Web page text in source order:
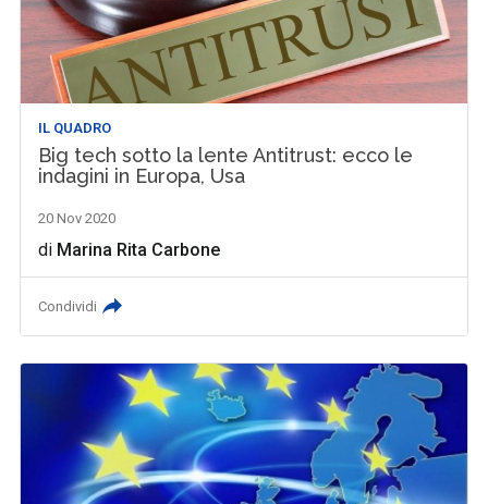
IL QUADRO
Big tech sotto la lente Antitrust: ecco le
indagini in Europa, Usa
20 Nov 2020
di Marina Rita Carbone
Condividi